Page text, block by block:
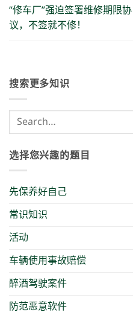
“修车厂”强迫签署维修期限协
议，不签就不修！
搜索更多知识
选择您兴趣的题目
先保养好自己
常识知识
活动
车辆使用事故赔偿
醉酒驾驶案件
防范恶意软件